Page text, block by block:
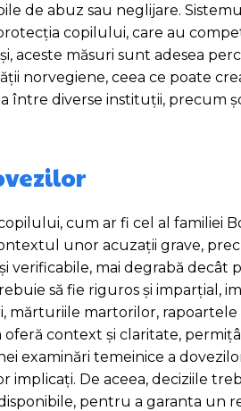
de abuz sau neglijare.
copilului, care au
aceste măsuri sunt adesea
norvegiene, ceea ce poate
diverse instituții, precum
cum ar fi cel al familiei
unor acuzații grave,
verificabile, mai degrabă
să fie riguros și imparțial,
mărturiile martorilor,
context și claritate,
examinări temeinice a
implicați. De aceea, deciziile
pentru a garanta un